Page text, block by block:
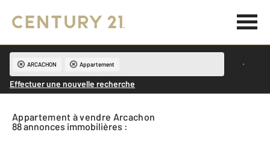
ARCACHON Appartement
Effectuer une nouvelle recherche
Appartement à vendre Arcachon
88 annonces immobilières :